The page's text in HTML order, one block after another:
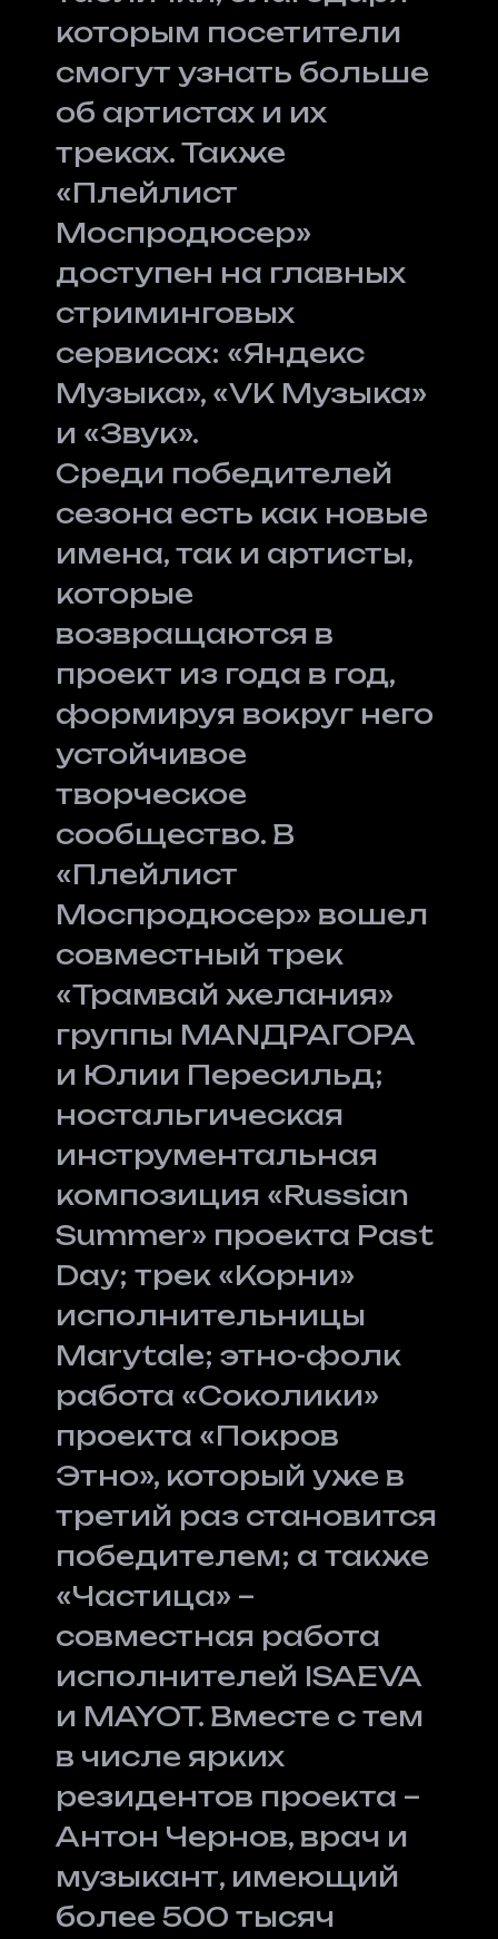
которым посетители
смогут узнать больше
об артистах и их
треках. Также
«Плейлист
Моспродюсер»
доступен на главных
стриминговых
сервисах: «Яндекс
Музыка», «VK Музыка»
и «Звук».
Среди победителей
сезона есть как новые
имена, так и артисты,
которые
возвращаются в
проект из года в год,
формируя вокруг него
устойчивое
творческое
сообщество. В
«Плейлист
Моспродюсер» вошел
совместный трек
«Трамвай желания»
группы MANДРАГОРА
и Юлии Пересильд;
ностальгическая
инструментальная
композиция «Russian
Summer» проекта Past
Day; трек «Корни»
исполнительницы
Marytale; этно-фолк
работа «Соколики»
проекта «Покров
Этно», который уже в
третий раз становится
победителем; а также
«Частица» –
совместная работа
исполнителей ISAEVA
и MAYOT. Вместе с тем
в числе ярких
резидентов проекта –
Антон Чернов, врач и
музыкант, имеющий
более 500 тысяч